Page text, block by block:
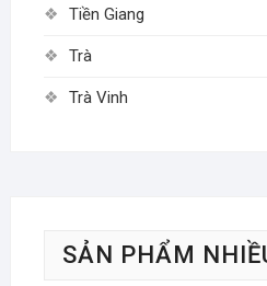
Tiền Giang
Trà
Trà Vinh
SẢN PHẨM